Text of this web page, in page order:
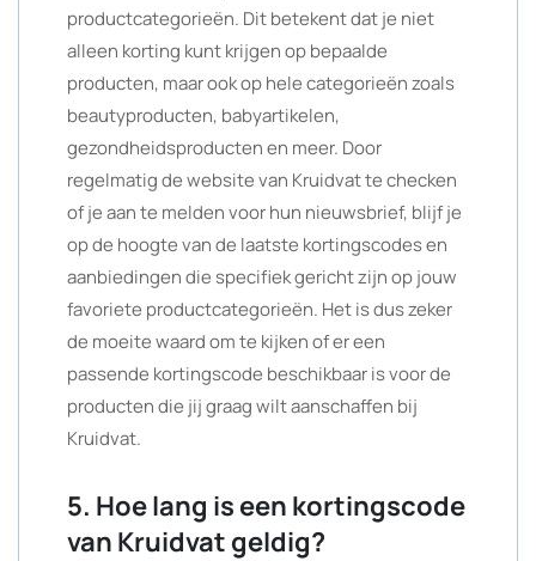
productcategorieën. Dit betekent dat je niet
alleen korting kunt krijgen op bepaalde
producten, maar ook op hele categorieën zoals
beautyproducten, babyartikelen,
gezondheidsproducten en meer. Door
regelmatig de website van Kruidvat te checken
of je aan te melden voor hun nieuwsbrief, blijf je
op de hoogte van de laatste kortingscodes en
aanbiedingen die specifiek gericht zijn op jouw
favoriete productcategorieën. Het is dus zeker
de moeite waard om te kijken of er een
passende kortingscode beschikbaar is voor de
producten die jij graag wilt aanschaffen bij
Kruidvat.
5. Hoe lang is een kortingscode
van Kruidvat geldig?